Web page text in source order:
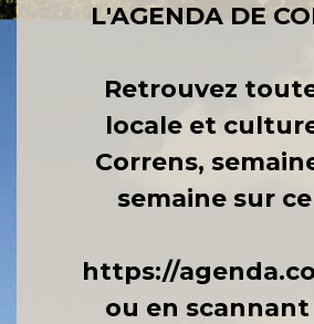
L'AGENDA DE
Retrouvez
locale et
Correns,
semaine sur
https://
ou en scannant